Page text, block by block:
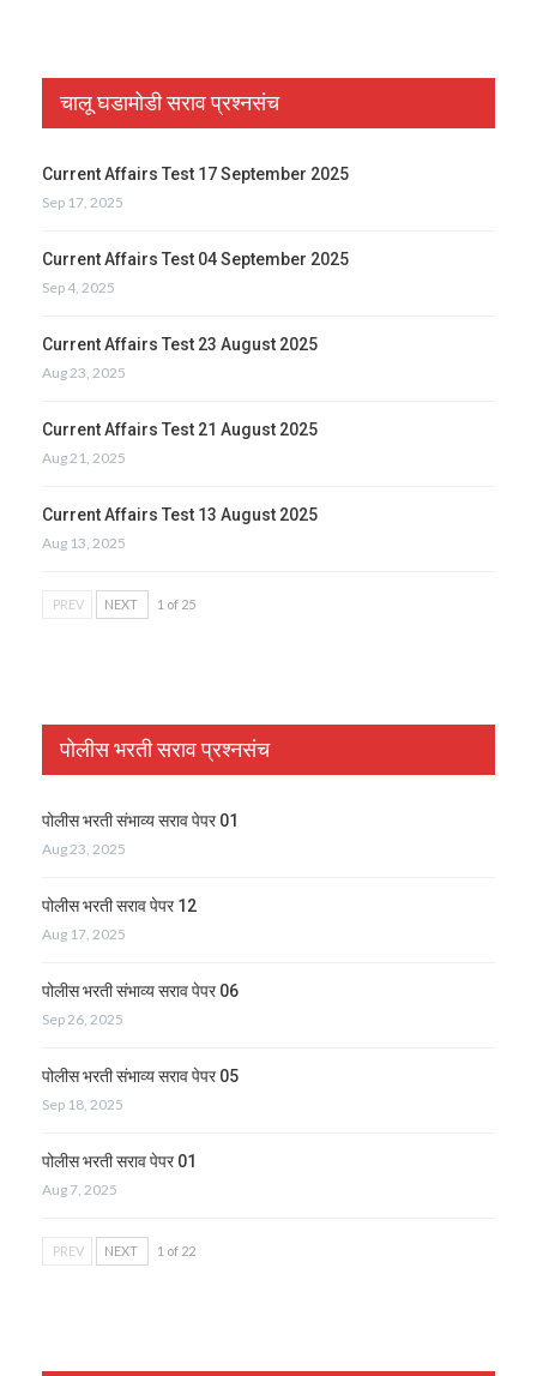
चालू घडामोडी सराव प्रश्नसंच
Current Affairs Test 17 September 2025
Sep 17, 2025
Current Affairs Test 04 September 2025
Sep 4, 2025
Current Affairs Test 23 August 2025
Aug 23, 2025
Current Affairs Test 21 August 2025
Aug 21, 2025
Current Affairs Test 13 August 2025
Aug 13, 2025
PREV NEXT 1 of 25
पोलीस भरती सराव प्रश्नसंच
पोलीस भरती संभाव्य सराव पेपर 01
Aug 23, 2025
पोलीस भरती सराव पेपर 12
Aug 17, 2025
पोलीस भरती संभाव्य सराव पेपर 06
Sep 26, 2025
पोलीस भरती संभाव्य सराव पेपर 05
Sep 18, 2025
पोलीस भरती सराव पेपर 01
Aug 7, 2025
PREV NEXT 1 of 22